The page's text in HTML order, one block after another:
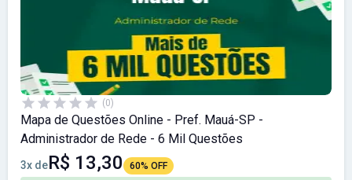
(0)
Mapa de Questões Online - Pref. Mauá-SP -
Administrador de Rede - 6 Mil Questões
3x deR$ 13,30 60% OFF